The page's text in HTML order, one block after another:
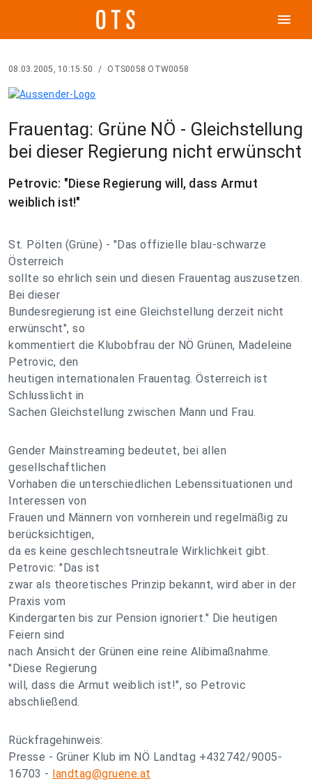
menu
08.03.2005, 10:15:50 / OTS0058 OTW0058
Frauentag: Grüne NÖ - Gleichstellung
bei dieser Regierung nicht erwünscht
Petrovic: "Diese Regierung will, dass Armut
weiblich ist!"
St. Pölten (Grüne) - "Das offizielle blau-schwarze
Österreich
sollte so ehrlich sein und diesen Frauentag auszusetzen.
Bei dieser
Bundesregierung ist eine Gleichstellung derzeit nicht
erwünscht", so
kommentiert die Klubobfrau der NÖ Grünen, Madeleine
Petrovic, den
heutigen internationalen Frauentag. Österreich ist
Schlusslicht in
Sachen Gleichstellung zwischen Mann und Frau.
Gender Mainstreaming bedeutet, bei allen
gesellschaftlichen
Vorhaben die unterschiedlichen Lebenssituationen und
Interessen von
Frauen und Männern von vornherein und regelmäßig zu
berücksichtigen,
da es keine geschlechtsneutrale Wirklichkeit gibt.
Petrovic: "Das ist
zwar als theoretisches Prinzip bekannt, wird aber in der
Praxis vom
Kindergarten bis zur Pension ignoriert." Die heutigen
Feiern sind
nach Ansicht der Grünen eine reine Alibimaßnahme.
"Diese Regierung
will, dass die Armut weiblich ist!", so Petrovic
abschließend.
Rückfragehinweis:
Presse - Grüner Klub im NÖ Landtag +432742/9005-
16703 - landtag@gruene.at